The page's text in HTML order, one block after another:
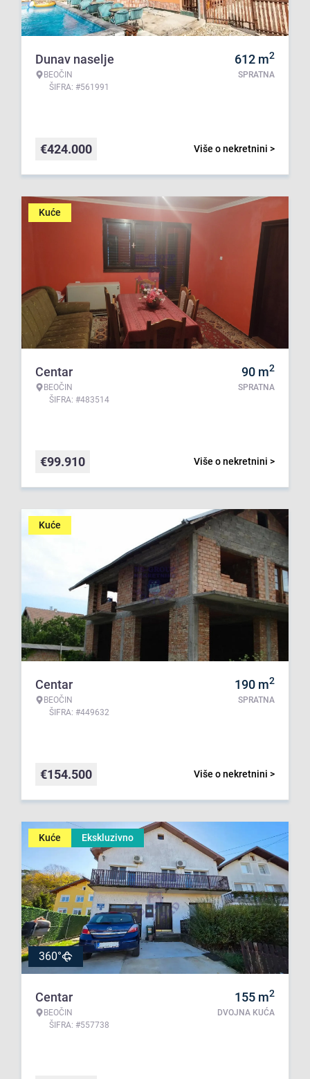
Dunav naselje
BEOČIN
ŠIFRA: #561991
612 m2
SPRATNA
Više o nekretnini >
€424.000
Kuće
Centar
BEOČIN
ŠIFRA: #483514
90 m2
SPRATNA
Više o nekretnini >
€99.910
Kuće
Centar
BEOČIN
ŠIFRA: #449632
190 m2
SPRATNA
Više o nekretnini >
€154.500
Kuće Ekskluzivno
360°
Centar
BEOČIN
ŠIFRA: #557738
155 m2
DVOJNA KUĆA